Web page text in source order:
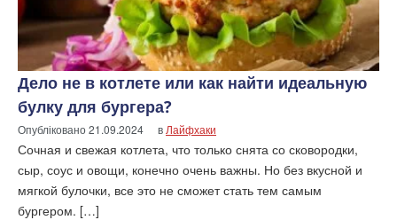
Дело не в котлете или как найти идеальную
булку для бургера?
Опубліковано21.09.2024 в Лайфхаки
Сочная и свежая котлета, что только снята со сковородки,
сыр, соус и овощи, конечно очень важны. Но без вкусной и
мягкой булочки, все это не сможет стать тем самым
бургером. […]